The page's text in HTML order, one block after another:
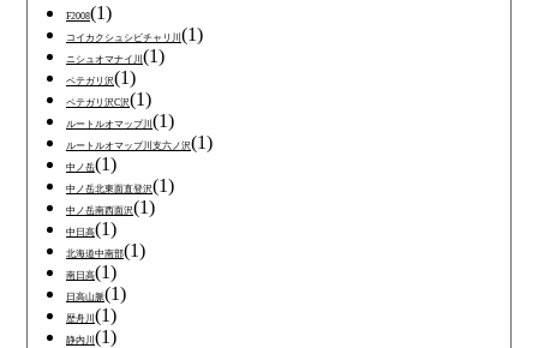
F2008(1)
コイカクシュシビチャリ川(1)
ニシュオマナイ川(1)
ペテガリ沢(1)
ペテガリ沢C沢(1)
ルートルオマップ川(1)
ルートルオマップ川支六ノ沢(1)
中ノ岳(1)
中ノ岳北東面直登沢(1)
中ノ岳南西面沢(1)
中日高(1)
北海道中南部(1)
南日高(1)
日高山脈(1)
歴舟川(1)
静内川(1)